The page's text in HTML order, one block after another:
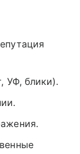
УФ, блики).